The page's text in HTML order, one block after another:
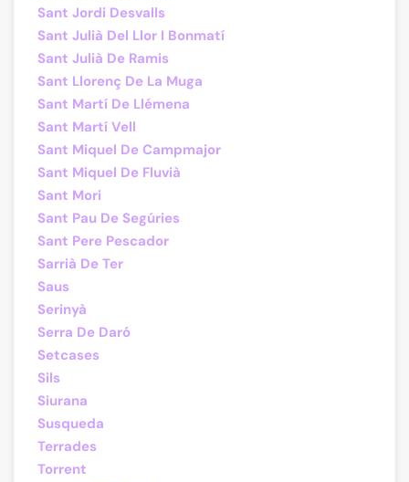
Sant Jordi Desvalls
Sant Julià Del Llor I Bonmatí
Sant Julià De Ramis
Sant Llorenç De La Muga
Sant Martí De Llémena
Sant Martí Vell
Sant Miquel De Campmajor
Sant Miquel De Fluvià
Sant Mori
Sant Pau De Segúries
Sant Pere Pescador
Sarrià De Ter
Saus
Serinyà
Serra De Daró
Setcases
Sils
Siurana
Susqueda
Terrades
Torrent